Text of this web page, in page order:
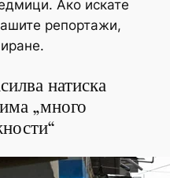
Ако искате
репортажи,
.
натиска
„много